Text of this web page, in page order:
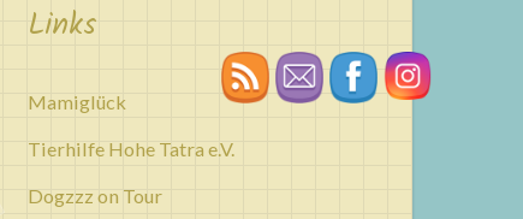
Links
Mamiglück
Tierhilfe Hohe Tatra e.V.
Dogzzz on Tour